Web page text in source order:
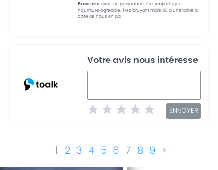
Brasserieavec du personnel très sympathique,
nourriture agréable. Très bruyant mais dû à une table à
côté de nous en pa...
Votre avis nous intéresse
ENVOYER
1 2 3 4 5 6 7 8 9 >